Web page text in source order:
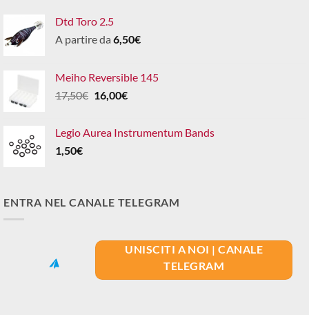
Dtd Toro 2.5
A partire da 6,50€
Meiho Reversible 145
17,50€ Il
era:
16,00€Il
è:
Legio Aurea Instrumentum Bands
1,50€
ENTRA NEL CANALE TELEGRAM
UNISCITI A NOI | CANALE
TELEGRAM